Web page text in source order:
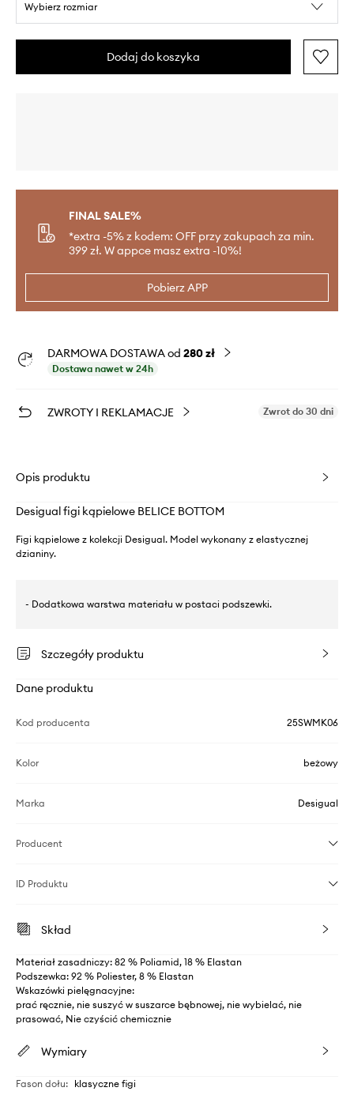
Wybierz rozmiar
Dodaj do koszyka
FINAL SALE%
*extra -5% z kodem: OFF przy zakupach za min.
399 zł. W appce masz extra -10%!
Pobierz APP
DARMOWA DOSTAWA od 280 zł
Dostawa nawet w 24h
ZWROTY I REKLAMACJE Zwrot do 30 dni
Opis produktu
Desigual figi kąpielowe BELICE BOTTOM
Figi kąpielowe z kolekcji Desigual. Model wykonany z elastycznej
dzianiny.
- Dodatkowa warstwa materiału w postaci podszewki.
Szczegóły produktu
Dane produktu
Kod producenta 25SWMK06
Kolor beżowy
Marka Desigual
Producent
ID Produktu
Skład
Materiał zasadniczy: 82 % Poliamid, 18 % Elastan
Podszewka: 92 % Poliester, 8 % Elastan
Wskazówki pielęgnacyjne:
prać ręcznie, nie suszyć w suszarce bębnowej, nie wybielać, nie
prasować, Nie czyścić chemicznie
Wymiary
Fason dołu: klasyczne figi